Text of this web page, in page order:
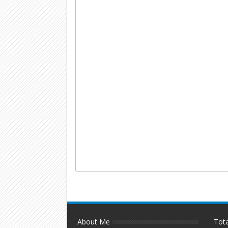
About Me